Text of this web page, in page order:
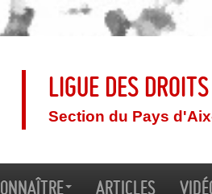
Ligue des droits
Section du Pays
Articles